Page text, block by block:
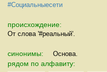
#Социальныесети
происхождение:
От слова '#реальный'.
синонимы: Основа.
рядом по алфавиту: